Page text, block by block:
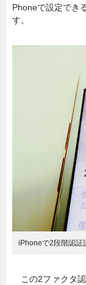
副業
暮らし
Phoneで設定でき
す。
iPhoneで2段階認証
この2ファクタ認